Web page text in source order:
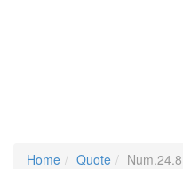
Home Quote Num.24.8